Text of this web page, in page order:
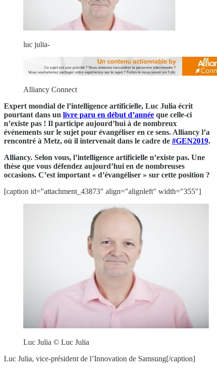
luc julia-
Alliancy Connect
Expert mondial de l’intelligence artificielle, Luc Julia écrit
pourtant dans un livre paru en début d’année que celle-ci
n’existe pas ! Il participe aujourd’hui à de nombreux
événements sur le sujet pour évangéliser en ce sens. Alliancy l’a
rencontré à Metz, où il intervenait dans le cadre de #GEN2019.
Alliancy. Selon vous, l’intelligence artificielle n’existe pas. Une
thèse que vous défendez aujourd’hui en de nombreuses
occasions. C’est important « d’évangéliser » sur cette position ?
[caption id="attachment_43873" align="alignleft" width="355"]
Luc Julia © Luc Julia
Luc Julia, vice-président de l’Innovation de Samsung[/caption]